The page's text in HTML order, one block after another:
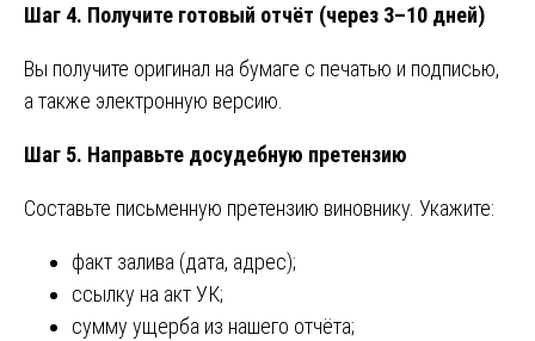
Шаг 4. Получите готовый отчёт (через 3–10 дней)
Вы получите оригинал на бумаге с печатью и подписью,
а также электронную версию.
Шаг 5. Направьте досудебную претензию
Составьте письменную претензию виновнику. Укажите:
факт залива (дата, адрес);
ссылку на акт УК;
сумму ущерба из нашего отчёта;